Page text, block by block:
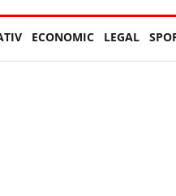
ECONOMIC LEGAL